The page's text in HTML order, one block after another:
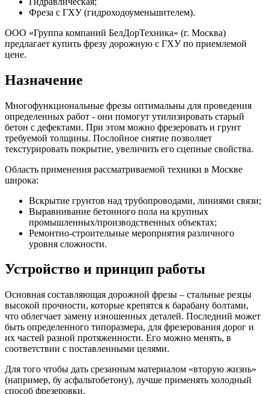
Фреза с ГХУ (гидроходоуменьшителем).
ООО «Группа компаний БелДорТехника» (г. Москва)
предлагает купить фрезу дорожную с ГХУ по приемлемой
цене.
Назначение
Многофункциональные фрезы оптимальны для проведения
определенных работ - они помогут утилизировать старый
бетон с дефектами. При этом можно фрезеровать и грунт
требуемой толщины. Послойное снятие позволяет
текстурировать покрытие, увеличить его сцепные свойства.
Область применения рассматриваемой техники в Москве
широка:
Вскрытие грунтов над трубопроводами, линиями связи;
Выравнивание бетонного пола на крупных
промышленных/производственных объектах;
Ремонтно-строительные мероприятия различного
уровня сложности.
Устройство и принцип работы
Основная составляющая дорожной фрезы – стальные резцы
высокой прочности, которые крепятся к барабану болтами,
что облегчает замену изношенных деталей. Последний может
быть определенного типоразмера, для фрезерования дорог и
их частей разной протяженности. Его можно менять, в
соответствии с поставленными целями.
Для того чтобы дать срезанным материалом «вторую жизнь»
(например, бу асфальтобетону), лучше применять холодный
способ фрезеровки.